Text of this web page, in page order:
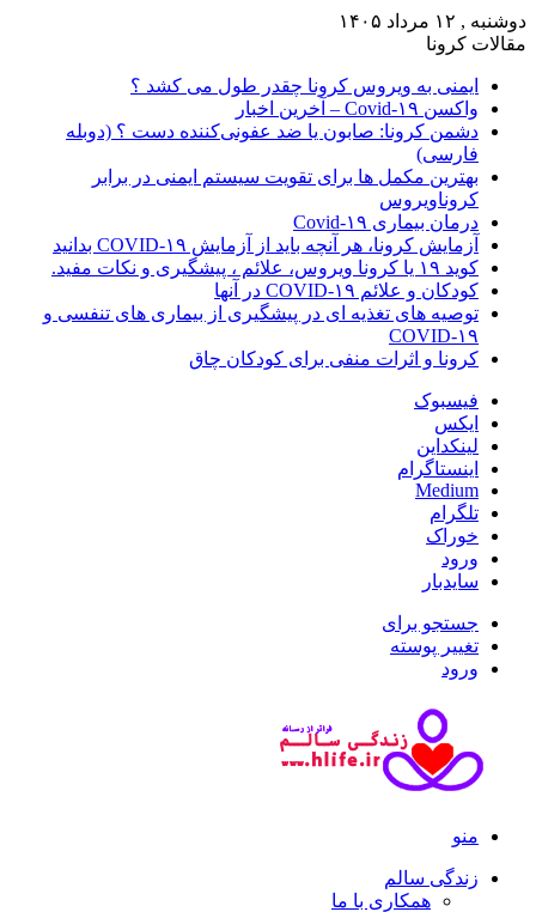
دوشنبه , ۱۲ مرداد ۱۴۰۵
مقالات کرونا
ایمنی به ویروس کرونا چقدر طول می کشد ؟
واکسن Covid-۱۹ – آخرین اخبار
دشمن کرونا: صابون یا ضد عفونی‌کننده دست ؟ (دوبله
فارسی)
بهترین مکمل ها برای تقویت سیستم ایمنی در برابر
کروناویروس
درمان بیماری Covid-۱۹
آزمایش کرونا، هر آنچه باید از آزمایش COVID-۱۹ بدانید
کوید ۱۹ یا کرونا ویروس، علائم ، پیشگیری و نکات مفید.
کودکان و علائم COVID-۱۹ در آنها
توصیه های تغذیه ای در پیشگیری از بیماری های تنفسی و
COVID-۱۹
کرونا و اثرات منفی برای کودکان چاق
فیسبوک
ایکس
لینکداین
اینستاگرام
Medium
تلگرام
خوراک
ورود
سایدبار
جستجو برای
تغییر پوسته
ورود
منو
زندگی سالم
همکاری با ما